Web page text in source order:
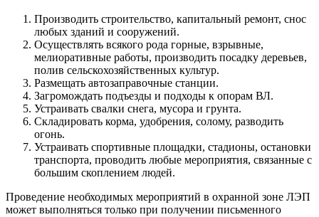
Производить строительство, капитальный ремонт, снос
любых зданий и сооружений.
Осуществлять всякого рода горные, взрывные,
мелиоративные работы, производить посадку деревьев,
полив сельскохозяйственных культур.
Размещать автозаправочные станции.
Загромождать подъезды и подходы к опорам ВЛ.
Устраивать свалки снега, мусора и грунта.
Складировать корма, удобрения, солому, разводить
огонь.
Устраивать спортивные площадки, стадионы, остановки
транспорта, проводить любые мероприятия, связанные с
большим скоплением людей.
Проведение необходимых мероприятий в охранной зоне ЛЭП
может выполняться только при получении письменного